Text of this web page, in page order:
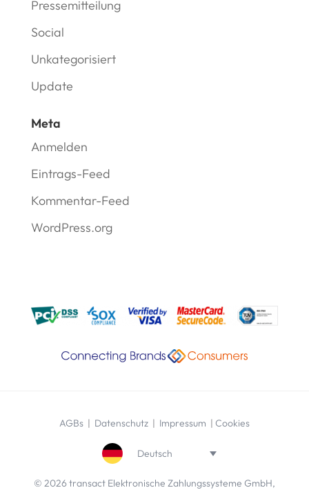
Pressemitteilung
Social
Unkategorisiert
Update
Meta
Anmelden
Eintrags-Feed
Kommentar-Feed
WordPress.org
AGBs| Datenschutz | Impressum | Cookies
Deutsch
© 2026 transact Elektronische Zahlungssysteme GmbH,